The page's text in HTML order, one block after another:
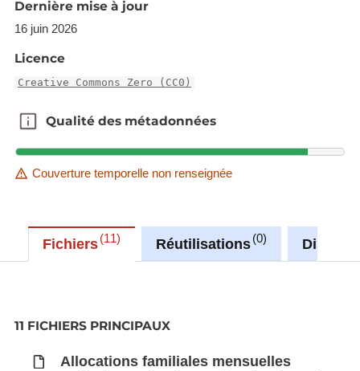
qu'ils occupent dans le ménage
Familles attributaires d'allocations
familiales mensuelles selon le nombre
Indemnité pour congé parental (en EUR)
Synchronisé automatiquement depuis labase de
données LUSTAT
Dernière mise à jour
16 juin 2026
Licence
Creative Commons Zero (CC0)
Qualité des métadonnées
Qualité des métadonnées
Couverture temporelle non renseignée
Fichiers 11 Réutilisations 0
11 FICHIERS PRINCIPAUX
Allocations familiales mensuelles